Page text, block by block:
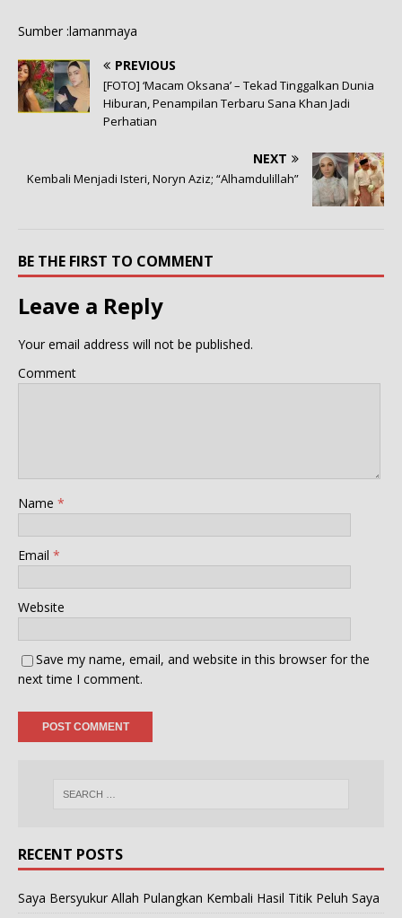
Sumber :lamanmaya
PREVIOUS
[FOTO] ‘Macam Oksana’ – Tekad Tinggalkan Dunia
Hiburan, Penampilan Terbaru Sana Khan Jadi
Perhatian
NEXT
Kembali Menjadi Isteri, Noryn Aziz; “Alhamdulillah”
BE THE FIRST TO COMMENT
Leave a Reply
Your email address will not be published.
Comment
Name *
Email *
Website
Save my name, email, and website in this browser for the
next time I comment.
RECENT POSTS
Saya Bersyukur Allah Pulangkan Kembali Hasil Titik Peluh Saya